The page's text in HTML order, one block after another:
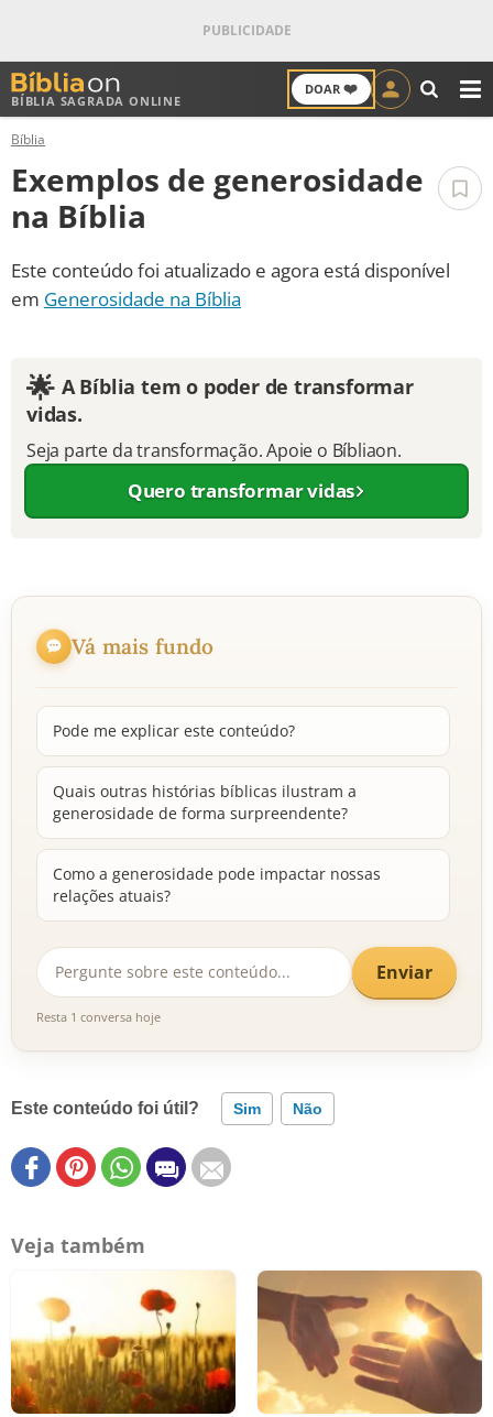
BÍBLIA SAGRADA ONLINE
DOAR ❤️
ANTIGO TESTAMENTO
NOVO TESTAMENTO
VERSÍCULO DO DIA
SALMO DO DIA
DEVOCIONAL DIÁRIO
ESTUDOS BÍBLICOS
ESBOÇOS DE PREGAÇÃO
TEMAS
PERGUNTE À BÍBLIA IA
TERMO BÍBLICO JOGOS
QUEM SOMOS
LOJA BÍBLIAON
Bíblia
Exemplos de generosidade
na Bíblia
Este conteúdo foi atualizado e agora está disponível
em Generosidade na Bíblia
🌟 A Bíblia tem o poder de transformar
vidas.
Seja parte da transformação. Apoie o Bíbliaon.
Quero transformar vidas
Vá mais fundo
Pode me explicar este conteúdo?
Quais outras histórias bíblicas ilustram a
generosidade de forma surpreendente?
Como a generosidade pode impactar nossas
relações atuais?
Enviar
Resta 1 conversa hoje
Este conteúdo foi útil? Sim Não
Veja também